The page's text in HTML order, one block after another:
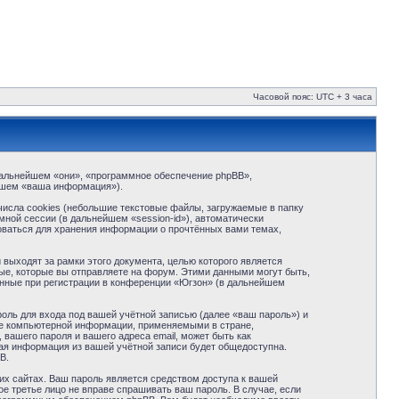
Часовой пояс: UTC + 3 часа
«они», «программное обеспечение phpBB»,
«ваша информация»).
cookies (небольшие текстовые файлы, загружаемые в папку
сессии (в дальнейшем «session-id»), автоматически
для хранения информации о прочтённых вами темах,
за рамки этого документа, целью которого является
которые вы отправляете на форум. Этими данными могут быть,
при регистрации в конференции «Югзон» (в дальнейшем
для входа под вашей учётной записью (далее «ваш пароль») и
компьютерной информации, применяемыми в стране,
пароля и вашего адреса email, может быть как
информация из вашей учётной записи будет общедоступна.
сайтах. Ваш пароль является средством доступа к вашей
третье лицо не вправе спрашивать ваш пароль. В случае, если